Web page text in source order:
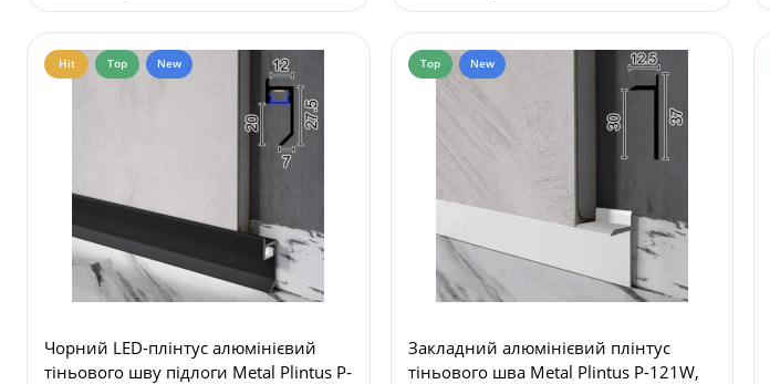
Hit Top New
Чорний LED-плінтус алюмінієвий
тіньового шву підлоги Metal Plintus P-
Top New
Закладний алюмінієвий плінтус
тіньового шва Metal Plintus P-121W,